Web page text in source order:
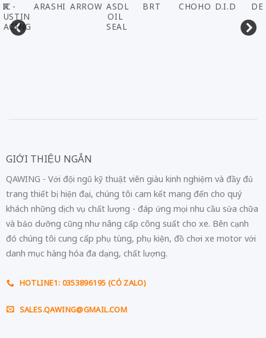
-
ARASHI ARROW ASDL
OIL
SEAL
BRT CHOHO D.I.D
GIỚI THIỆU NGẮN
QAWING - Với đội ngũ kỹ thuật viên giàu kinh nghiệm và đầy đủ
trang thiết bị hiện đại, chúng tôi cam kết mang đến cho quý
khách những dịch vụ chất lượng - đáp ứng mọi nhu cầu sửa chữa
và bảo dưỡng cũng như nâng cấp công suất cho xe. Bên cạnh
đó chúng tôi cung cấp phụ tùng, phụ kiện, đồ chơi xe motor với
danh mục hàng hóa đa dạng, chất lượng.
HOTLINE1: 0353896195 (CÓ ZALO)
SALES.QAWING@GMAIL.COM